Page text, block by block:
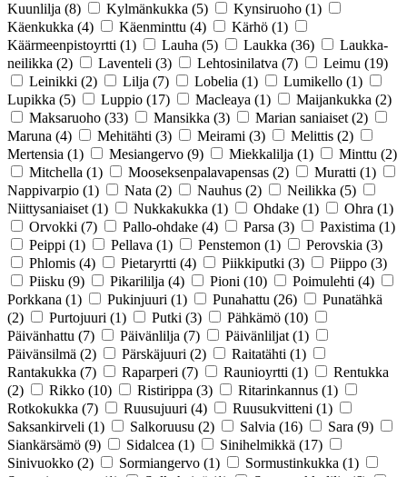
Kuunlilja (8) Kylmänkukka (5) Kynsiruoho (1)
Käenkukka (4) Käenminttu (4) Kärhö (1)
Käärmeenpistoyrtti (1) Lauha (5) Laukka (36)
Laukka-
neilikka (2) Laventeli (3) Lehtosinilatva (7) Leimu (19)
Leinikki (2) Lilja (7) Lobelia (1) Lumikello (1)
Lupikka (5) Luppio (17) Macleaya (1) Maijankukka (2)
Maksaruoho (33) Mansikka (3) Marian saniaiset (2)
Maruna (4) Mehitähti (3) Meirami (3) Melittis (2)
Mertensia (1) Mesiangervo (9) Miekkalilja (1) Minttu (2)
Mitchella (1) Mooseksenpalavapensas (2) Muratti (1)
Nappivarpio (1) Nata (2) Nauhus (2) Neilikka (5)
Niittysaniaiset (1) Nukkakukka (1) Ohdake (1) Ohra (1)
Orvokki (7) Pallo-ohdake (4) Parsa (3) Paxistima (1)
Peippi (1) Pellava (1) Penstemon (1) Perovskia (3)
Phlomis (4) Pietaryrtti (4) Piikkiputki (3) Piippo (3)
Piisku (9) Pikarililja (4) Pioni (10) Poimulehti (4)
Porkkana (1) Pukinjuuri (1) Punahattu (26)
Punatähkä
(2)
Purtojuuri (1) Putki (3) Pähkämö (10)
Päivänhattu (7) Päivänlilja (7) Päivänliljat (1)
Päivänsilmä (2) Pärskäjuuri (2) Raitatähti (1)
Rantakukka (7) Raparperi (7) Raunioyrtti (1)
Rentukka
(2)
Rikko (10) Ristirippa (3) Ritarinkannus (1)
Rotkokukka (7) Ruusujuuri (4) Ruusukvitteni (1)
Saksankirveli (1) Salkoruusu (2) Salvia (16) Sara (9)
Siankärsämö (9) Sidalcea (1) Sinihelmikkä (17)
Sinivuokko (2) Sormiangervo (1) Sormustinkukka (1)